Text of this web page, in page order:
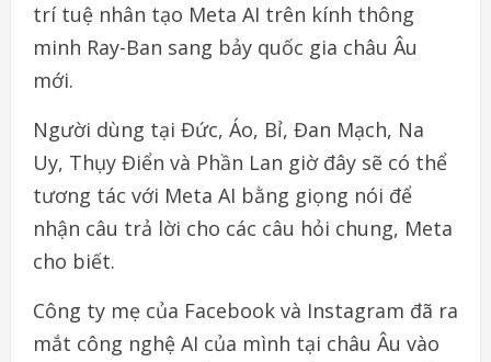
trí tuệ nhân tạo Meta AI trên kính thông
minh Ray-Ban sang bảy quốc gia châu Âu
mới.
Người dùng tại Đức, Áo, Bỉ, Đan Mạch, Na
Uy, Thụy Điển và Phần Lan giờ đây sẽ có thể
tương tác với Meta AI bằng giọng nói để
nhận câu trả lời cho các câu hỏi chung, Meta
cho biết.
Công ty mẹ của Facebook và Instagram đã ra
mắt công nghệ AI của mình tại châu Âu vào